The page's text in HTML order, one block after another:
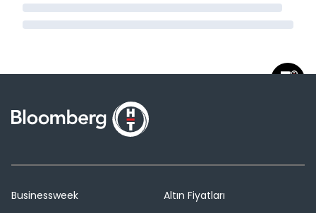
Businessweek
Altın Fiyatları